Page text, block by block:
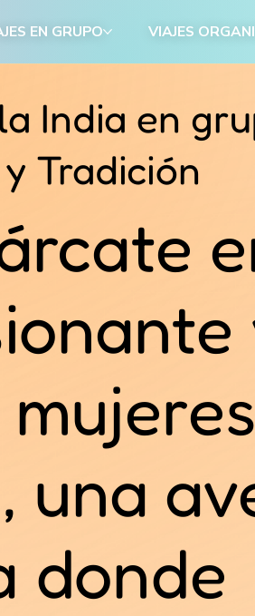
EN GRUPO VIAJES
India en
Tradición
una
donde